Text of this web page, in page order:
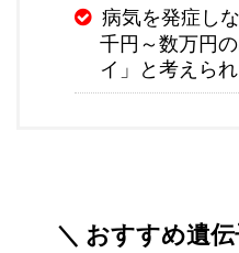
病気を発症し
千円～数万円
イ」と考えら
＼ おすすめ遺